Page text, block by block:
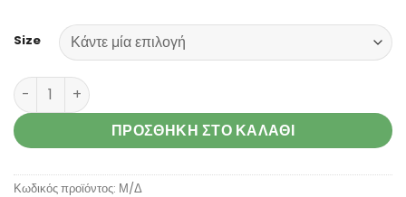
Size
Rose (Rosa Canina-sp) ποσότητα
ΠΡΟΣΘΉΚΗ ΣΤΟ ΚΑΛΆΘΙ
Κωδικός προϊόντος: Μ/Δ